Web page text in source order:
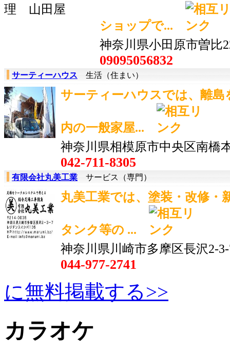
ショップで...
神奈川県小田原市曽比
09095056832
サーティーハウス 生活（住まい）
サーティーハウスでは、離島
内の一般家屋...
神奈川県相模原市中央区南橋
042-711-8305
有限会社丸美工業 サービス（専門）
丸美工業では、塗装・改修・
タンク等の ...
神奈川県川崎市多摩区長沢2-
044-977-2741
に無料掲載する>>
カラオケ